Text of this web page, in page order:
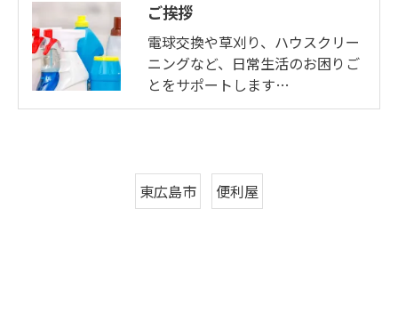
ご挨拶
電球交換や草刈り、ハウスクリー
ニングなど、日常生活のお困りご
とをサポートします…
東広島市 便利屋